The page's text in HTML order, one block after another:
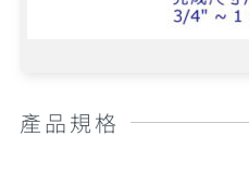
產品規格